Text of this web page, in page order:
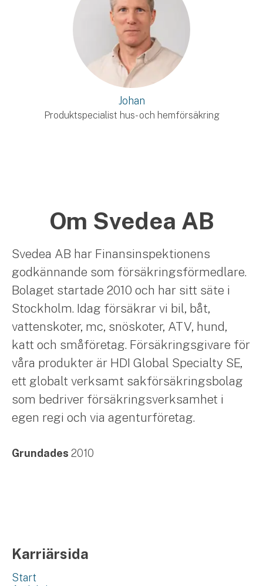
Johan
Produktspecialist hus- och hemförsäkring
Om Svedea AB
Svedea AB har Finansinspektionens
godkännande som försäkringsförmedlare.
Bolaget startade 2010 och har sitt säte i
Stockholm. Idag försäkrar vi bil, båt,
vattenskoter, mc, snöskoter, ATV, hund,
katt och småföretag. Försäkringsgivare för
våra produkter är HDI Global Specialty SE,
ett globalt verksamt sakförsäkringsbolag
som bedriver försäkringsverksamhet i
egen regi och via agenturföretag.
Grundades 2010
Karriärsida
Start